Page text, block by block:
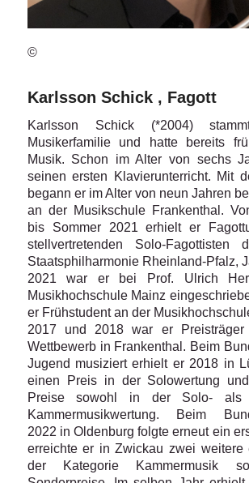
©
Karlsson Schick , Fagott
Karlsson Schick (*2004)
Musikerfamilie und hatte bereits
Musik. Schon im Alter von sechs
seinen ersten Klavierunterricht. Mit
begann er im Alter von neun Jahren
an der Musikschule Frankenthal.
bis Sommer 2021 erhielt er
stellvertretenden Solo-Fagottisten
Staatsphilharmonie Rheinland-Pfalz,
2021 war er bei Prof. Ulrich
Musikhochschule Mainz
er Frühstudent an der
2017 und 2018 war er
Wettbewerb in Frankenthal. Beim
Jugend musiziert erhielt er 2018 in
einen Preis in der Solowertung
Preise sowohl in der Solo-
Kammermusikwertung. Beim
2022 in Oldenburg folgte erneut ein
erreichte er in Zwickau zwei weitere
der Kategorie Kammermusik